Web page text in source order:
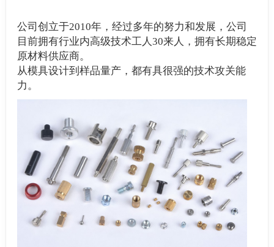
公司创立于2010年，经过多年的努力和发展，公司
目前拥有行业内高级技术工人30来人，拥有长期稳定
原材料供应商。
从模具设计到样品量产，都有具很强的技术攻关能
力。